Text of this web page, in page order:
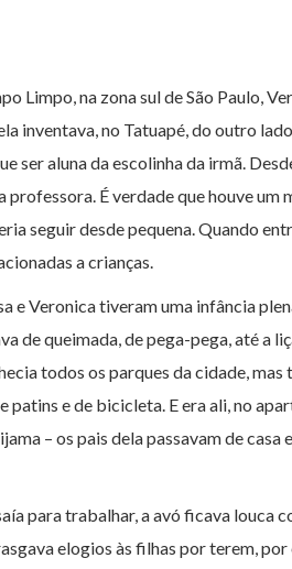
Limpo, na zona sul de São Paulo,
inventava, no Tatuapé, do outro
ser aluna da escolinha da irmã.
professora. É verdade que houve
seguir desde pequena. Quando
a crianças.
e Veronica tiveram uma infância
de queimada, de pega-pega, até a
todos os parques da cidade,
patins e de bicicleta. E era ali, no
– os pais dela passavam de
para trabalhar, a avó ficava louca
elogios às filhas por terem,
soltar o Gaspar!